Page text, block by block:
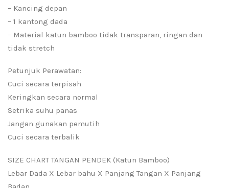
– Kancing depan
– 1 kantong dada
– Material katun bamboo tidak transparan, ringan dan
tidak stretch
Petunjuk Perawatan:
Cuci secara terpisah
Keringkan secara normal
Setrika suhu panas
Jangan gunakan pemutih
Cuci secara terbalik
SIZE CHART TANGAN PENDEK (Katun Bamboo)
Lebar Dada X Lebar bahu X Panjang Tangan X Panjang